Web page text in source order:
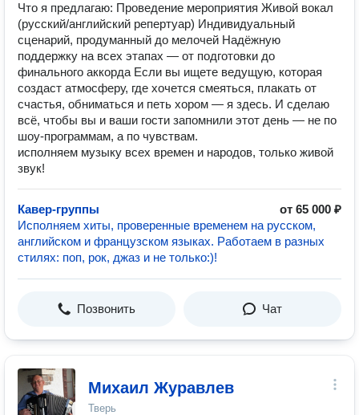
Что я предлагаю: Проведение мероприятия Живой вокал
(русский/английский репертуар) Индивидуальный
сценарий, продуманный до мелочей Надёжную
поддержку на всех этапах — от подготовки до
финального аккорда Если вы ищете ведущую, которая
создаст атмосферу, где хочется смеяться, плакать от
счастья, обниматься и петь хором — я здесь. И сделаю
всё, чтобы вы и ваши гости запомнили этот день — не по
шоу-программам, а по чувствам.
исполняем музыку всех времен и народов, только живой
звук!
Кавер-группы
от 65 000 ₽
Исполняем хиты, проверенные временем на русском,
английском и французском языках. Работаем в разных
стилях: поп, рок, джаз и не только:)!
Позвонить Чат
Михаил Журавлев
Тверь